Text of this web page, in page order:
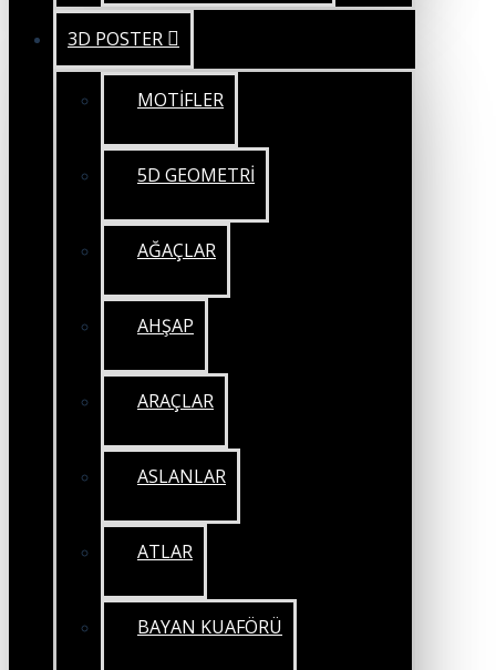
3D POSTER
MOTİFLER
5D GEOMETRİ
AĞAÇLAR
AHŞAP
ARAÇLAR
ASLANLAR
ATLAR
BAYAN KUAFÖRÜ